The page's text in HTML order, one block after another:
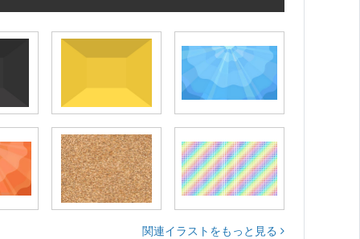
関連イラストをもっと見る